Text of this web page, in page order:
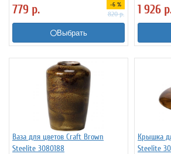
779 р. -6 %
820р.
Выбрать
1 926
Ваза для цветов Craft Brown
Steelite 3080188
Крышка
Steelite